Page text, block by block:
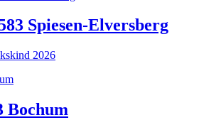
Spiesen-Elversberg
2026
Bochum